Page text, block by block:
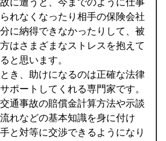
に遭うと、今までのように仕事
れなくなったり相手の保険会社
に納得できなかったりして、被
はさまざまなストレスを抱えて
と思います。
き、助けになるのは正確な法律
ポートしてくれる専門家です。
通事故の賠償金計算方法や示談
れなどの基本知識を身に付け
と対等に交渉できるようになり